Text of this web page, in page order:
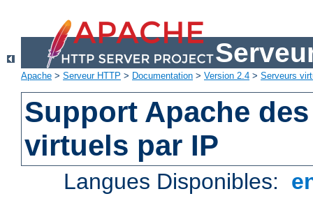
Apache > Serveur HTTP > Documentation > Version 2.4 > Serveurs
Support Apache
virtuels par IP
Langues Disponibles: